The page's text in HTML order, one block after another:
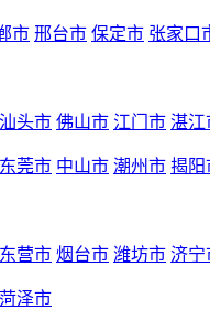
市 邢台市 保定市 张家口
汕头市 佛山市 江门市 湛江
东莞市 中山市 潮州市 揭阳
东营市 烟台市 潍坊市 济宁
菏泽市